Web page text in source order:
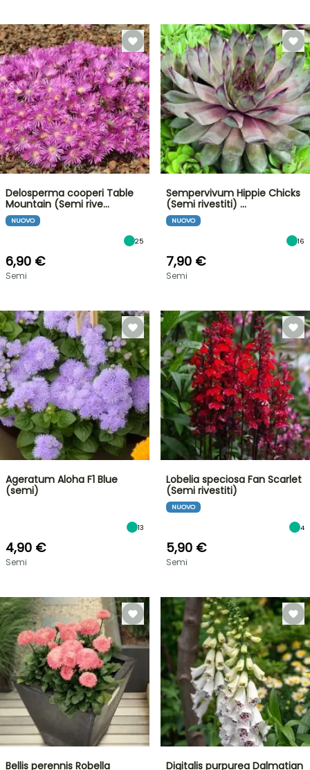
Delosperma cooperi Table
Mountain (Semi rive…
NUOVO
25
6,90 €
Semi
Sempervivum Hippie Chicks
(Semi rivestiti) …
NUOVO
16
7,90 €
Semi
Ageratum Aloha F1 Blue
(semi)
13
4,90 €
Semi
Lobelia speciosa Fan Scarlet
(Semi rivestiti)
NUOVO
4
5,90 €
Semi
Bellis perennis Robella Digitalis purpurea Dalmatian